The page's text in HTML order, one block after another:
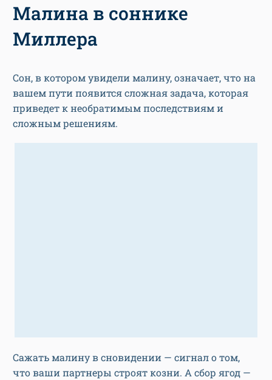
Малина в соннике
Миллера
Сон, в котором увидели малину, означает, что на
вашем пути появится сложная задача, которая
приведет к необратимым последствиям и
сложным решениям.
Сажать малину в сновидении — сигнал о том,
что ваши партнеры строят козни. А сбор ягод —